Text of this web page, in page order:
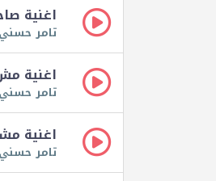
اغنية
تامر حسني
اغنية
تامر حسني
اغنية
تامر حسني